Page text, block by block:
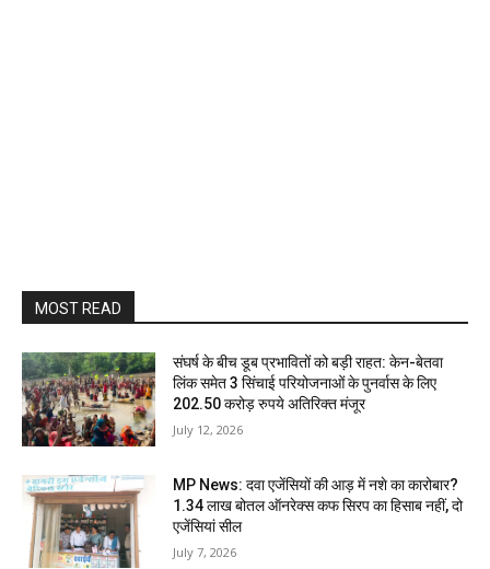
MOST READ
संघर्ष के बीच डूब प्रभावितों को बड़ी राहत: केन-बेतवा
लिंक समेत 3 सिंचाई परियोजनाओं के पुनर्वास के लिए
202.50 करोड़ रुपये अतिरिक्त मंजूर
July 12, 2026
MP News: दवा एजेंसियों की आड़ में नशे का कारोबार?
1.34 लाख बोतल ऑनरेक्स कफ सिरप का हिसाब नहीं, दो
एजेंसियां सील
July 7, 2026